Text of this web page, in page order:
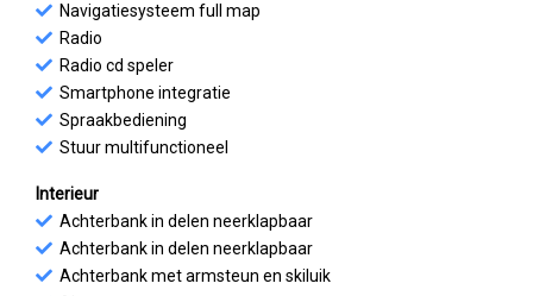
Navigatiesysteem full map
Radio
Radio cd speler
Smartphone integratie
Spraakbediening
Stuur multifunctioneel
Interieur
Achterbank in delen neerklapbaar
Achterbank in delen neerklapbaar
Achterbank met armsteun en skiluik